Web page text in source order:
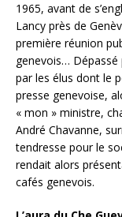
1965, avant de
Lancy près de
première réunion
genevois…
par les élus dont le
presse genevoise,
« mon » ministre,
André Chavanne,
tendresse pour le
rendait alors
cafés genevois.